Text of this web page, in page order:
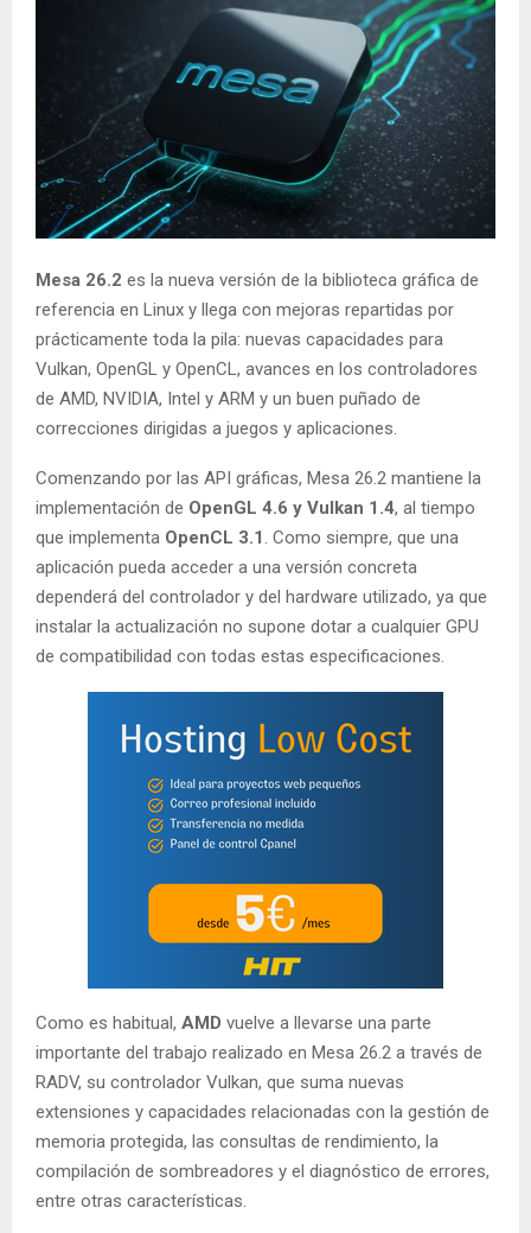
Mesa 26.2 es la nueva versión de la biblioteca gráfica de
referencia en Linux y llega con mejoras repartidas por
prácticamente toda la pila: nuevas capacidades para
Vulkan, OpenGL y OpenCL, avances en los controladores
de AMD, NVIDIA, Intel y ARM y un buen puñado de
correcciones dirigidas a juegos y aplicaciones.
Comenzando por las API gráficas, Mesa 26.2 mantiene la
implementación de OpenGL 4.6 y Vulkan 1.4, al tiempo
que implementa OpenCL 3.1 . Como siempre, que una
aplicación pueda acceder a una versión concreta
dependerá del controlador y del hardware utilizado, ya que
instalar la actualización no supone dotar a cualquier GPU
de compatibilidad con todas estas especificaciones.
Como es habitual, AMD vuelve a llevarse una parte
importante del trabajo realizado en Mesa 26.2 a través de
RADV, su controlador Vulkan, que suma nuevas
extensiones y capacidades relacionadas con la gestión de
memoria protegida, las consultas de rendimiento, la
compilación de sombreadores y el diagnóstico de errores,
entre otras características.